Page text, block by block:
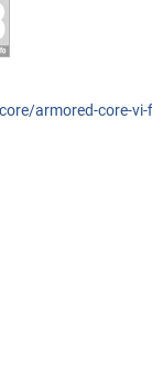
armored-core-vi-